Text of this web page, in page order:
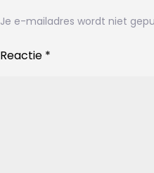
Je e-mailadres wordt niet
Reactie *